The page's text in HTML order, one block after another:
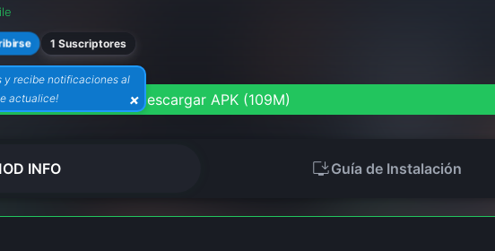
1 Suscriptores
y recibe notificaciones al
actualice!
×
downloadDescargar APK (109M)
INFO install_desktopGuía de Instalación